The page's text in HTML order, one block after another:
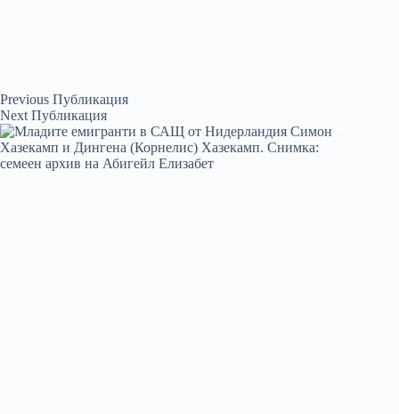
Previous Публикация
Next Публикация